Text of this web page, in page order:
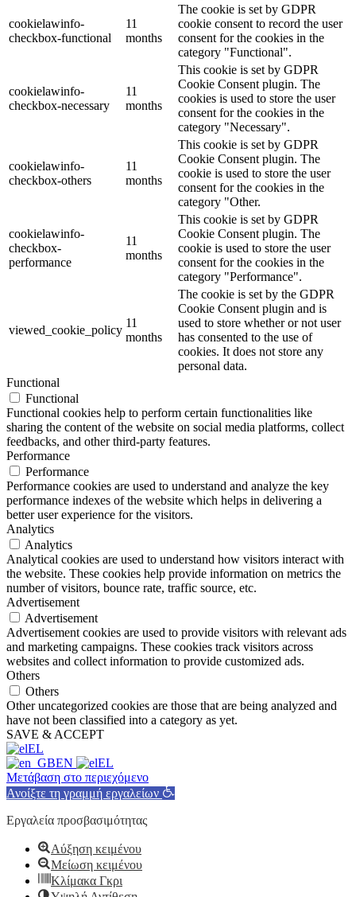
cookielawinfo-
checkbox-functional
11
months
The cookie is set by GDPR
cookie consent to record the user
consent for the cookies in the
category "Functional".
cookielawinfo-
checkbox-necessary
11
months
This cookie is set by GDPR
Cookie Consent plugin. The
cookies is used to store the user
consent for the cookies in the
category "Necessary".
cookielawinfo-
checkbox-others
11
months
This cookie is set by GDPR
Cookie Consent plugin. The
cookie is used to store the user
consent for the cookies in the
category "Other.
cookielawinfo-
checkbox-
performance
11
months
This cookie is set by GDPR
Cookie Consent plugin. The
cookie is used to store the user
consent for the cookies in the
category "Performance".
viewed_cookie_policy
11
months
The cookie is set by the GDPR
Cookie Consent plugin and is
used to store whether or not user
has consented to the use of
cookies. It does not store any
personal data.
Functional
Functional
Functional cookies help to perform certain functionalities like
sharing the content of the website on social media platforms, collect
feedbacks, and other third-party features.
Performance
Performance
Performance cookies are used to understand and analyze the key
performance indexes of the website which helps in delivering a
better user experience for the visitors.
Analytics
Analytics
Analytical cookies are used to understand how visitors interact with
the website. These cookies help provide information on metrics the
number of visitors, bounce rate, traffic source, etc.
Advertisement
Advertisement
Advertisement cookies are used to provide visitors with relevant ads
and marketing campaigns. These cookies track visitors across
websites and collect information to provide customized ads.
Others
Others
Other uncategorized cookies are those that are being analyzed and
have not been classified into a category as yet.
SAVE & ACCEPT
EL
EN
EL
Μετάβαση στο περιεχόμενο
Ανοίξτε τη γραμμή εργαλείων
Εργαλεία προσβασιμότητας
Αύξηση κειμένου
Μείωση κειμένου
Κλίμακα Γκρι